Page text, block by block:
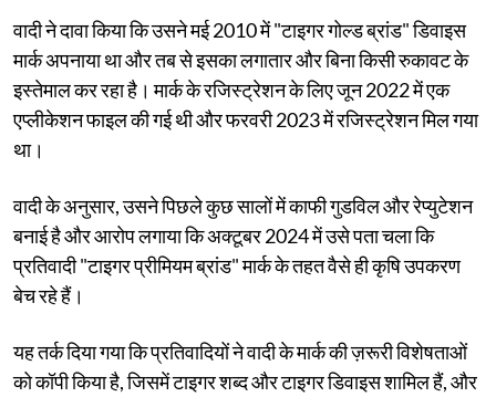
वादी ने दावा किया कि उसने मई 2010 में "टाइगर गोल्ड ब्रांड" डिवाइस
मार्क अपनाया था और तब से इसका लगातार और बिना किसी रुकावट के
इस्तेमाल कर रहा है। मार्क के रजिस्ट्रेशन के लिए जून 2022 में एक
एप्लीकेशन फाइल की गई थी और फरवरी 2023 में रजिस्ट्रेशन मिल गया
था।
वादी के अनुसार, उसने पिछले कुछ सालों में काफी गुडविल और रेप्युटेशन
बनाई है और आरोप लगाया कि अक्टूबर 2024 में उसे पता चला कि
प्रतिवादी "टाइगर प्रीमियम ब्रांड" मार्क के तहत वैसे ही कृषि उपकरण
बेच रहे हैं।
यह तर्क दिया गया कि प्रतिवादियों ने वादी के मार्क की ज़रूरी विशेषताओं
को कॉपी किया है, जिसमें टाइगर शब्द और टाइगर डिवाइस शामिल हैं, और